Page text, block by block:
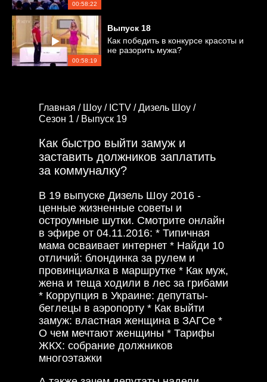
00:58:22
00:58:19
Выпуск 18
Как победить в конкурсе красоты и
не разорить мужа?
Главная / Шоу / ICTV /Дизель Шоу /
Сезон 1 / Выпуск 19
Как быстро выйти замуж и
заставить должников заплатить
за коммуналку?
В 19 выпуске Дизель Шоу 2016 -
ценные жизненные советы и
остроумные шутки. Смотрите онлайн
в эфире от 04.11.2016: * Типичная
мама осваивает интернет * Найди 10
отличий: блондинка за рулем и
провинциалка в маршрутке * Как муж,
жена и теща ходили в лес за грибами
* Коррупция в Украине: депутаты-
беглецы в аэропорту * Как выйти
замуж: властная женщина в ЗАГСе *
О чем мечтают женщины * Тарифы
ЖКХ: собрание должников
многоэтажки